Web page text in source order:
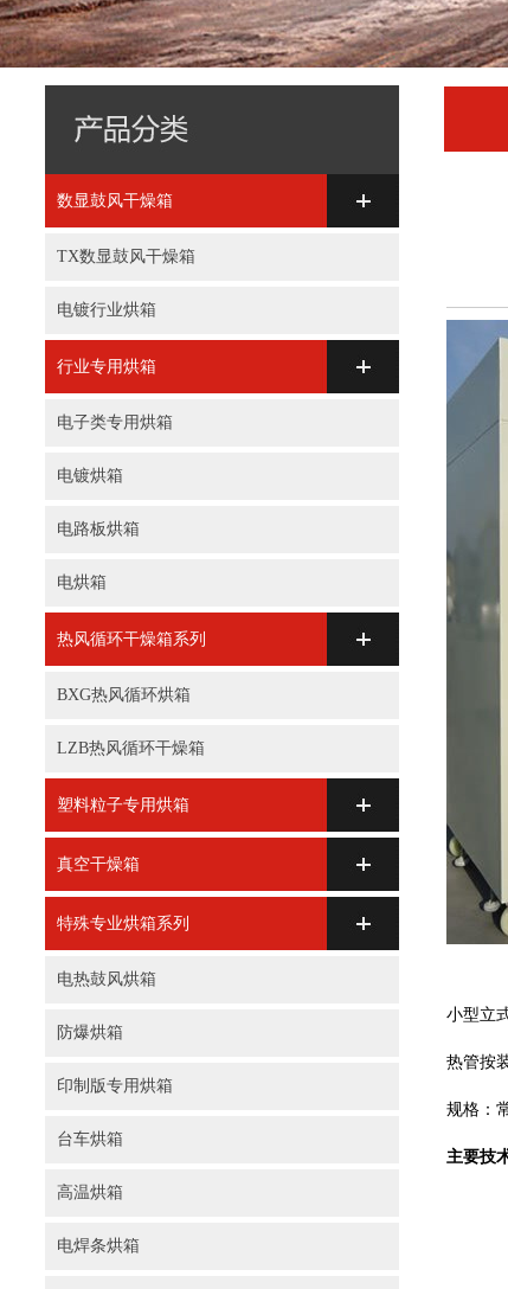
数显鼓风干燥箱
TX数显鼓风干燥箱
电镀行业烘箱
行业专用烘箱
电子类专用烘箱
电镀烘箱
电路板烘箱
电烘箱
热风循环干燥箱系列
BXG热风循环烘箱
LZB热风循环干燥箱
塑料粒子专用烘箱
真空干燥箱
特殊专业烘箱系列
电热鼓风烘箱
防爆烘箱
印制版专用烘箱
台车烘箱
高温烘箱
电焊条烘箱
小型立
热管按
规格：
主要技